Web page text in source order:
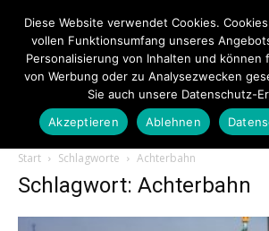
Start Schlagworte Achterbahn
Schlagwort: Achterbahn
Diese Website verwendet Cookies.
vollen Funktionsumfang unseres
Personalisierung von Inhalten und können
von Werbung oder zu Analysezwecken
Sie auch unsere Datenschutz-
Akzeptieren
Ablehnen